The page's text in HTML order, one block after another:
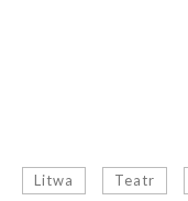
Litwa Teatr